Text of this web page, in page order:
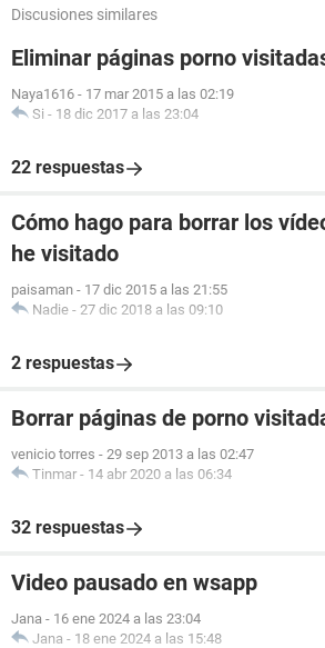
Discusiones similares
Eliminar páginas porno
Naya1616 - 17 mar 2015 a las 02:19
Si - 18 dic 2017 a las 23:04
22 respuestas
Cómo hago para borrar los
he visitado
paisaman - 17 dic 2015 a las 21:55
Nadie - 27 dic 2018 a las 09:10
2 respuestas
Borrar páginas de porno
venicio torres - 29 sep 2013 a las 02:47
Tinmar - 14 abr 2020 a las 06:34
32 respuestas
Video pausado en wsapp
Jana - 16 ene 2024 a las 23:04
Jana - 18 ene 2024 a las 15:48